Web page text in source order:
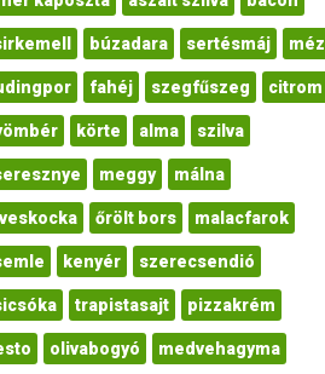
búzadara sertésmáj méz
fahéj szegfűszeg citrom
körte alma szilva
meggy málna
őrölt bors malacfarok
kenyér szerecsendió
trapistasajt pizzakrém
olivabogyó medvehagyma